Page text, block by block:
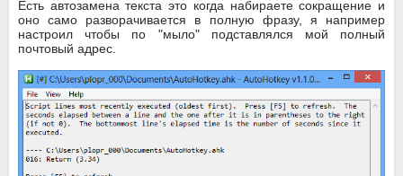
Есть автозамена текста это когда набираете сокращение и
оно само разворачивается в полную фразу, я например
настроил чтобы по "мыло" подставлялся мой полный
почтовый адрес.